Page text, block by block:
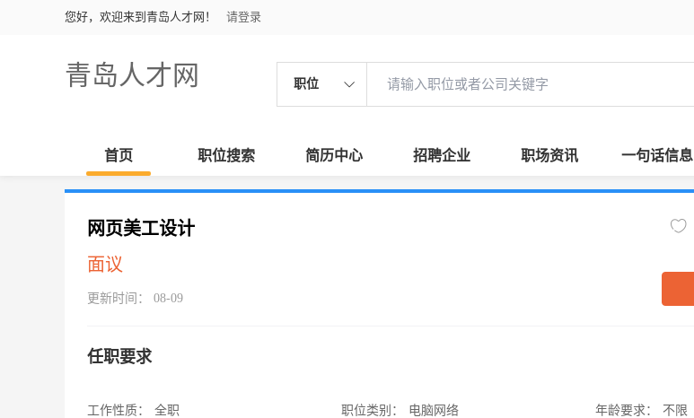
您好，欢迎来到青岛人才网！ 请登录
青岛人才网 职位
首页 职位搜索 简历中心 招聘企业 职场资讯 一句话信息
网页美工设计
面议
更新时间： 08-09
任职要求
工作性质：
全职
职位类别：
电脑网络
年龄要求：
不限